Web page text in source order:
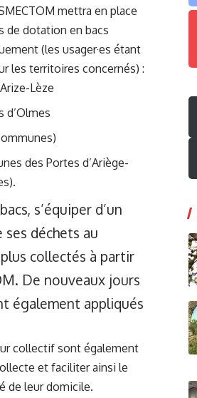
mettra en place
de dotation en bacs
(les usager·es étant
les territoires concernés) :
Lèze
d’Olmes
des Portes d’Ariège-
s’équiper d’un
déchets au
collectés à partir
De nouveaux jours
également appliqués
collectif sont également
et faciliter ainsi le
de leur domicile.